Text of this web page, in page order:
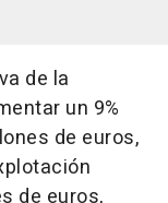
de la
un 9%
de euros,
de euros,